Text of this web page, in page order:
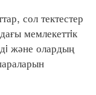
сол тектестер
мемлекеттiк
және олардың